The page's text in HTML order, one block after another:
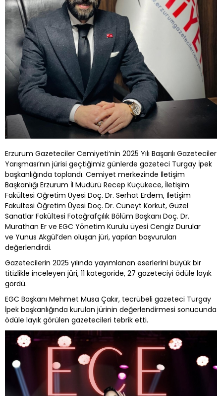
Erzurum Gazeteciler Cemiyeti’nin 2025 Yılı Başarılı Gazeteciler
Yarışması’nın jürisi geçtiğimiz günlerde gazeteci Turgay İpek
başkanlığında toplandı. Cemiyet merkezinde İletişim
Başkanlığı Erzurum İl Müdürü Recep Küçükece, İletişim
Fakültesi Öğretim Üyesi Doç. Dr. Serhat Erdem, İletişim
Fakültesi Öğretim Üyesi Doç. Dr. Cüneyt Korkut, Güzel
Sanatlar Fakültesi Fotoğrafçılık Bölüm Başkanı Doç. Dr.
Murathan Er ve EGC Yönetim Kurulu üyesi Cengiz Durular
ve Yunus Akgül’den oluşan jüri, yapılan başvuruları
değerlendirdi.
Gazetecilerin 2025 yılında yayımlanan eserlerini büyük bir
titizlikle inceleyen jüri, 11 kategoride, 27 gazeteciyi ödüle layık
gördü.
EGC Başkanı Mehmet Musa Çakır, tecrübeli gazeteci Turgay
İpek başkanlığında kurulan jürinin değerlendirmesi sonucunda
ödüle layık görülen gazetecileri tebrik etti.